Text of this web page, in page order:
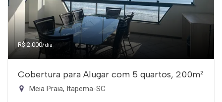
R$ 2.000/dia
Cobertura para Alugar com 5 quartos, 200m²
Meia Praia, Itapema-SC